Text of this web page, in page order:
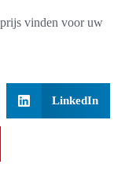
vinden voor uw
LinkedIn